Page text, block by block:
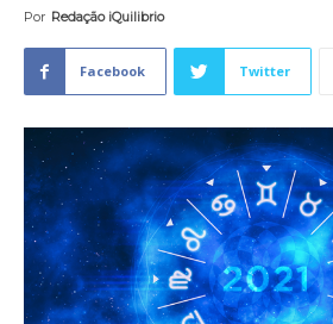
Por Redação iQuilibrio
Facebook Twitter